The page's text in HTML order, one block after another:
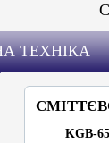
ТЕХНІКА
KGB-65